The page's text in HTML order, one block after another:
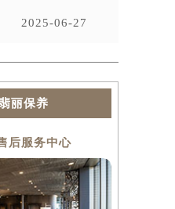
2025-06-27
丽保养
后服务中心